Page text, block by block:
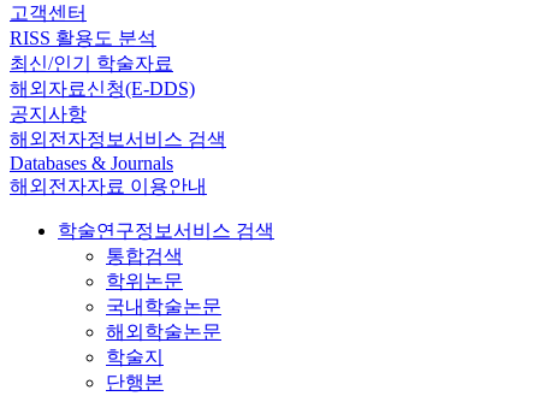
고객센터
RISS 활용도 분석
최신/인기 학술자료
해외자료신청(E-DDS)
공지사항
해외전자정보서비스 검색
Databases & Journals
해외전자자료 이용안내
학술연구정보서비스 검색
통합검색
학위논문
국내학술논문
해외학술논문
학술지
단행본